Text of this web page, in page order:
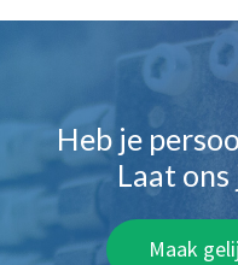
Heb je
Laat
Maak